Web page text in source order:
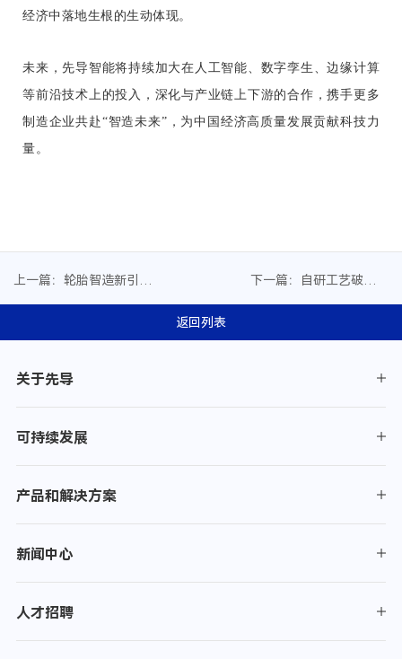
经济中落地生根的生动体现。
未来，先导智能将持续加大在人工智能、数字孪生、边缘计算
等前沿技术上的投入，深化与产业链上下游的合作，携手更多
制造企业共赴“智造未来”，为中国经济高质量发展贡献科技力
量。
上一篇：轮胎智造新引擎
下一篇：自研工艺破局丨
进一步
返回列表
关于先导
可持续发展
产品和解决方案
新闻中心
人才招聘